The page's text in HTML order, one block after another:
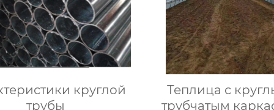
круглой
трубы
Теплица с
трубчатым